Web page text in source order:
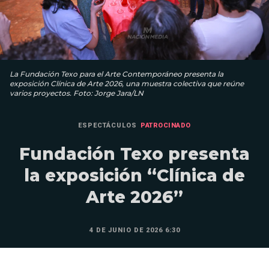
La Fundación Texo para el Arte Contemporáneo presenta la
exposición Clínica de Arte 2026, una muestra colectiva que reúne
varios proyectos. Foto: Jorge Jara/LN
ESPECTÁCULOS PATROCINADO
Fundación Texo presenta
la exposición “Clínica de
Arte 2026”
4 DE JUNIO DE 2026 6:30